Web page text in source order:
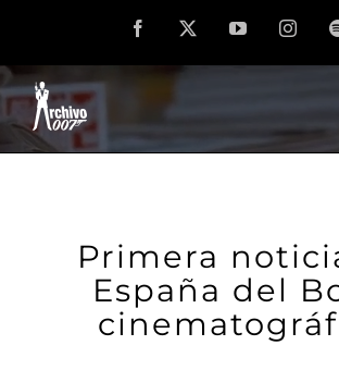
contenido
Facebook YouTube
Primera
España del